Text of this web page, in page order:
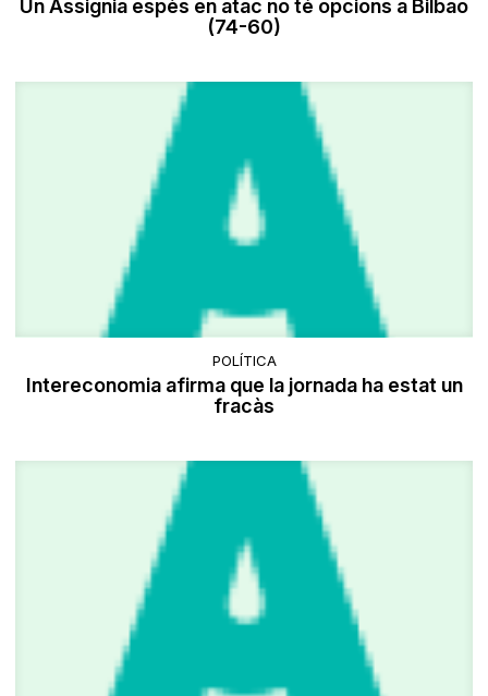
Un Assignia espès en atac no té opcions a Bilbao
(74-60)
POLÍTICA
Intereconomia afirma que la jornada ha estat un
fracàs